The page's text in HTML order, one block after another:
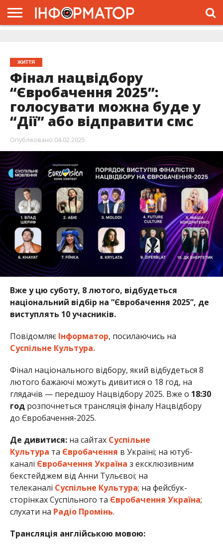
ЖИТТЯ
Фінал нацвідбору
“Євробачення 2025”:
голосувати можна буде у
“Дії” або відправити смс
Опубліковано 04.02.2025
Вже у цю суботу, 8 лютого, відбудеться
національний відбір на “Євробачення 2025”, де
виступлять 10 учасників.
Повідомляє Інформатор, посилаючись на
Суспільне Культура.
Фінал національного відбору, який відбудеться 8
лютого бажаючі можуть дивитися о 18 год, на
глядачів — передшоу Нацвідбору 2025. Вже о 18:30
годрозпочнеться трансляція фіналу Нацвідбору
до Євробачення-2025.
Де дивитися:на сайтах Суспільне
Культура та Євробачення в Україні; на ютуб-
каналі Євробачення Україна з ексклюзивним
бекстейджем від Анни Тульєвої; на
телеканалі Суспільне Культура; на фейсбук-
сторінках Суспільного та Євробачення Україна;
слухати на Радіо Промінь.
Трансляція англійською мовою: